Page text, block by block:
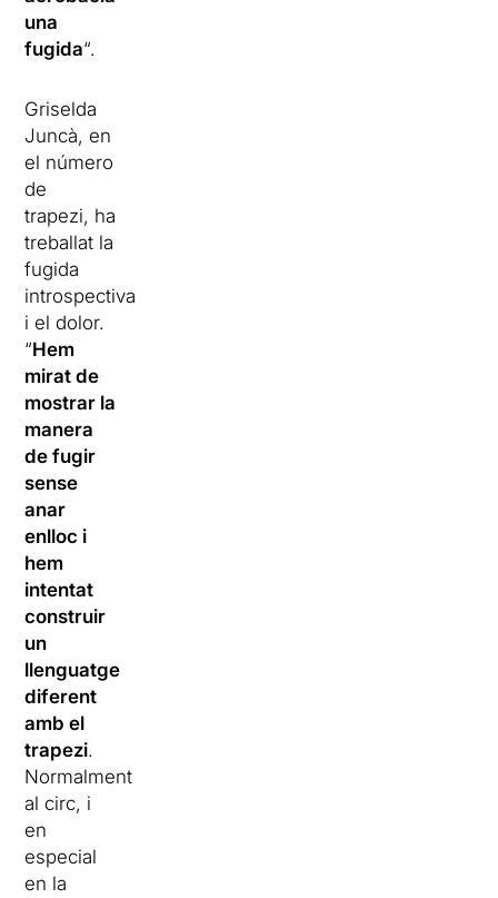
una
fugida“.
Griselda
Juncà, en
el número
de
trapezi, ha
treballat la
fugida
introspectiva
i el dolor.
“Hem
mirat de
mostrar la
manera
de fugir
sense
anar
enlloc i
hem
intentat
construir
un
llenguatge
diferent
amb el
trapezi.
Normalment
al circ, i
en
especial
en la